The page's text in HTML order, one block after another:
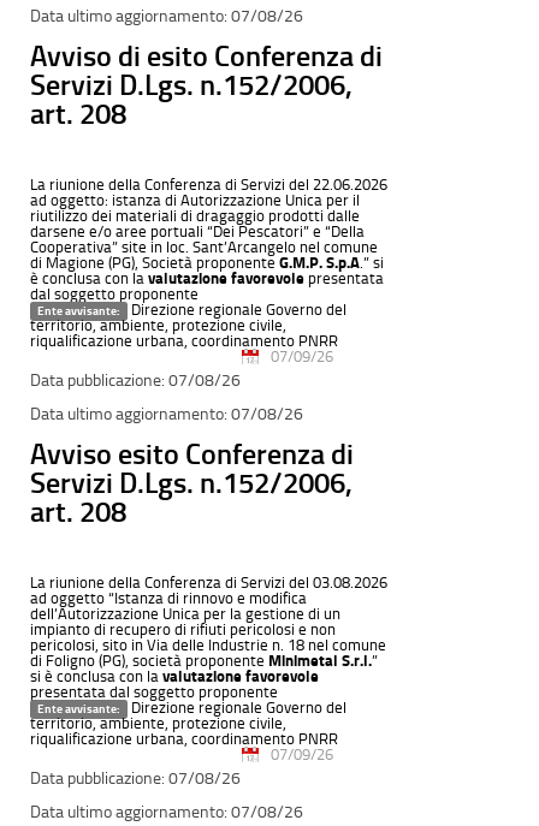
07/08/26
Avviso di esito Conferenza di
Servizi D.Lgs. n.152/2006,
art. 208
La riunione della Conferenza di Servizi del 22.06.2026
ad oggetto: istanza di Autorizzazione Unica per il
riutilizzo dei materiali di dragaggio prodotti dalle
darsene e/o aree portuali “Dei Pescatori” e “Della
Cooperativa” site in loc. Sant’Arcangelo nel comune
di Magione (PG), Società proponente G.M.P. S.p.A .” si
è conclusa con la valutazione favorevole presentata
dal soggetto proponente
Ente avvisante: Direzione regionale Governo del
territorio, ambiente, protezione civile,
riqualificazione urbana, coordinamento PNRR
07/08/26
07/09/26
07/08/26
Avviso esito Conferenza di
Servizi D.Lgs. n.152/2006,
art. 208
La riunione della Conferenza di Servizi del 03.08.2026
ad oggetto “Istanza di rinnovo e modifica
dell’Autorizzazione Unica per la gestione di un
impianto di recupero di rifiuti pericolosi e non
pericolosi, sito in Via delle Industrie n. 18 nel comune
di Foligno (PG), società proponente Minimetal S.r.l.”
si è conclusa con la valutazione favorevole
presentata dal soggetto proponente
Ente avvisante: Direzione regionale Governo del
territorio, ambiente, protezione civile,
riqualificazione urbana, coordinamento PNRR
07/08/26
07/09/26
07/08/26